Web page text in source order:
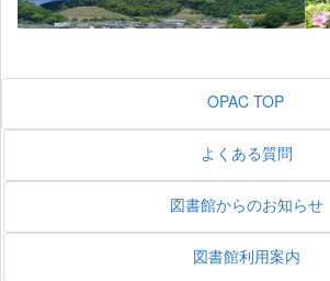
OPAC TOP
よくある質問
図書館からのお知らせ
図書館利用案内